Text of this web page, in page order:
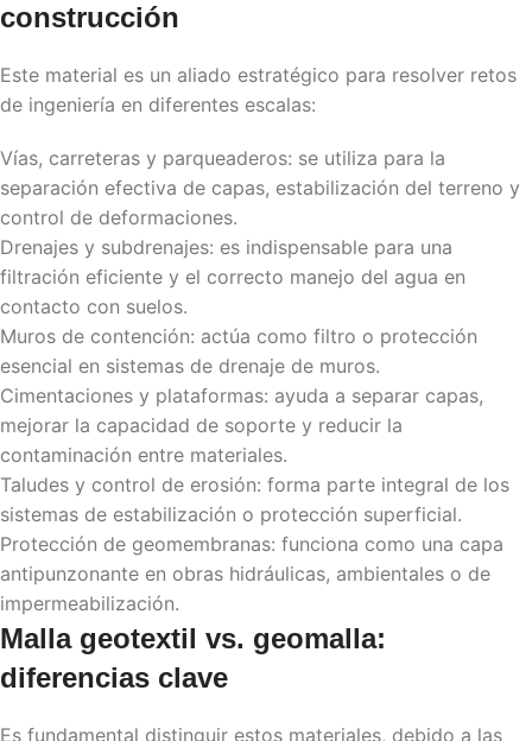
construcción
Este material es un aliado estratégico para resolver retos
de ingeniería en diferentes escalas:
Vías, carreteras y parqueaderos: se utiliza para la
separación efectiva de capas, estabilización del terreno y
control de deformaciones.
Drenajes y subdrenajes: es indispensable para una
filtración eficiente y el correcto manejo del agua en
contacto con suelos.
Muros de contención: actúa como filtro o protección
esencial en sistemas de drenaje de muros.
Cimentaciones y plataformas: ayuda a separar capas,
mejorar la capacidad de soporte y reducir la
contaminación entre materiales.
Taludes y control de erosión: forma parte integral de los
sistemas de estabilización o protección superficial.
Protección de geomembranas: funciona como una capa
antipunzonante en obras hidráulicas, ambientales o de
impermeabilización.
Malla geotextil vs. geomalla:
diferencias clave
Es fundamental distinguir estos materiales, debido a las